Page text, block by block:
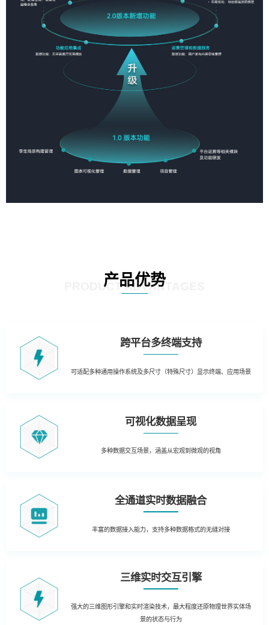
产品优势
PRODUCT ADVANTAGES
跨平台多终端支持
可适配多种通用操作系统及多尺寸（特殊尺寸）显示终端、应用场景
可视化数据呈现
多种数据交互场景，涵盖从宏观到微观的视角
全通道实时数据融合
丰富的数据接入能力，支持多种数据格式的无缝对接
三维实时交互引擎
强大的三维图形引擎和实时渲染技术，最大程度还原物理世界实体场
景的状态与行为